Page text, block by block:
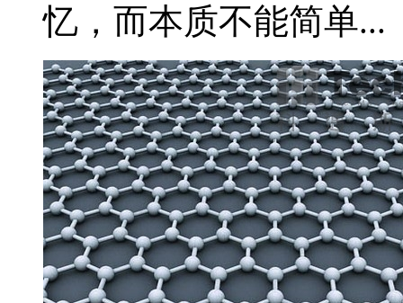
忆，而本质不能简单...